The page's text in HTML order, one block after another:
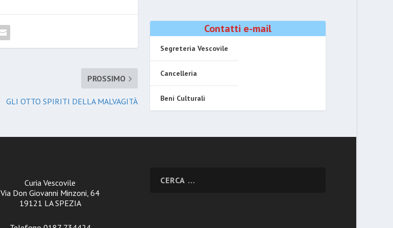
PROSSIMO
GLI OTTO SPIRITI DELLA MALVAGITÀ
Contatti e-mail
Segreteria Vescovile
Cancelleria
Beni Culturali
Curia Vescovile
Via Don Giovanni Minzoni, 64
19121 LA SPEZIA